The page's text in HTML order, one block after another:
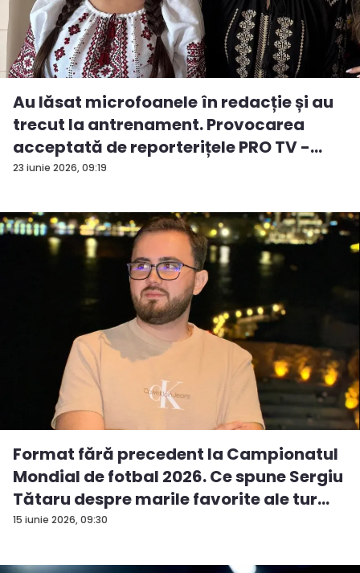
23 iunie 2026, 09:19
Au lăsat microfoanele în redacție și au
trecut la antrenament. Provocarea
acceptată de reporterițele PRO TV -
VID...
15 iunie 2026, 09:30
Format fără precedent la Campionatul
Mondial de fotbal 2026. Ce spune Sergiu
Tătaru despre marile favorite ale tur...